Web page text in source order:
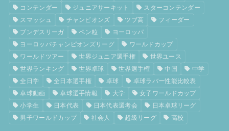
コンテンダー
ジュニアサーキット
スターコンテンダー
スマッシュ
チャンピオンズ ツブ高
フィーダー
ブンデスリーガ
ペン粒
ヨーロッパ
ヨーロッパチャンピオンズリーグ
ワールドカップ
ワールドツアー
世界ジュニア選手権
世界ユース
世界ランキング
世界卓球 世界選手権 中国
中学
全日学
全日本選手権 卓球
卓球ラバー性能比較表
卓球動画
卓球選手情報 大学
女子ワールドカップ
小学生
日本代表 日本代表選考会
日本卓球リーグ
男子ワールドカップ
社会人 超級リーグ 高校